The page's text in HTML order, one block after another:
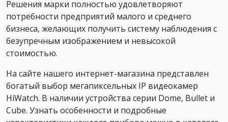
Решения марки полностью удовлетворяют
потребности предприятий малого и среднего
бизнеса, желающих получить систему наблюдения с
безупречным изображением и невысокой
стоимостью.
На сайте нашего интернет-магазина представлен
богатый выбор мегапиксельных IP видеокамер
HiWatch. В наличии устройства серии Dome, Bullet и
Cube. Узнать особенности и подробные